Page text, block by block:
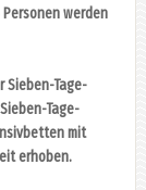
werden
Sieben-Tage-
Tage-
mit
erhoben.